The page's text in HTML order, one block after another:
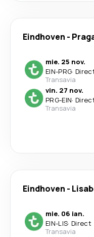
Eindhoven -
mie. 25 nov.
EIN-PRG·
Transavia
vin. 27 nov.
PRG-EIN·
Transavia
Eindhoven -
mie. 06 ian.
EIN-LIS· Direct
Transavia